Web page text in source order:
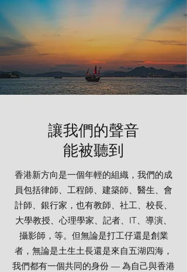
讓我們的聲音
能被聽到
香港新方向是一個年輕的組織，我們的成
員包括律師、工程師、建築師、醫生、會
計師、銀行家，也有教師、社工、校長、
大學教授、心理學家、記者、IT、導演、
攝影師，等。但無論是打工仔還是創業
者，無論是土生土長還是來自五湖四海，
我們都有一個共同的身份 — 為自己與香港